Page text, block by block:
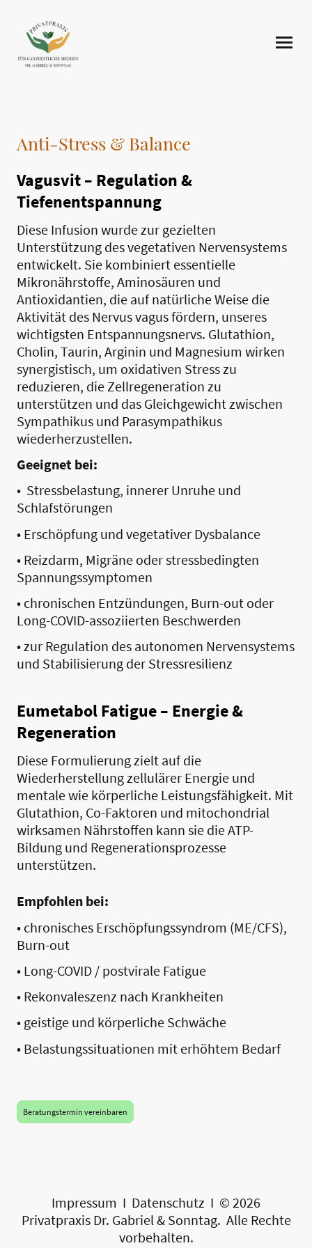
Anti-Stress & Balance
Vagusvit – Regulation &
Tiefenentspannung
Diese Infusion wurde zur gezielten
Unterstützung des vegetativen Nervensystems
entwickelt. Sie kombiniert essentielle
Mikronährstoffe, Aminosäuren und
Antioxidantien, die auf natürliche Weise die
Aktivität des Nervus vagus fördern, unseres
wichtigsten Entspannungsnervs. Glutathion,
Cholin, Taurin, Arginin und Magnesium wirken
synergistisch, um oxidativen Stress zu
reduzieren, die Zellregeneration zu
unterstützen und das Gleichgewicht zwischen
Sympathikus und Parasympathikus
wiederherzustellen.
Geeignet bei:
• Stressbelastung, innerer Unruhe und
Schlafstörungen
• Erschöpfung und vegetativer Dysbalance
• Reizdarm, Migräne oder stressbedingten
Spannungssymptomen
• chronischen Entzündungen, Burn-out oder
Long-COVID-assoziierten Beschwerden
• zur Regulation des autonomen Nervensystems
und Stabilisierung der Stressresilienz
Eumetabol Fatigue – Energie &
Regeneration
Diese Formulierung zielt auf die
Wiederherstellung zellulärer Energie und
mentale wie körperliche Leistungsfähigkeit. Mit
Glutathion, Co-Faktoren und mitochondrial
wirksamen Nährstoffen kann sie die ATP-
Bildung und Regenerationsprozesse
unterstützen.
Empfohlen bei:
• chronisches Erschöpfungssyndrom (ME/CFS),
Burn-out
• Long-COVID / postvirale Fatigue
• Rekonvaleszenz nach Krankheiten
• geistige und körperliche Schwäche
• Belastungssituationen mit erhöhtem Bedarf
Beratungstermin vereinbaren
Impressum I Datenschutz I © 2026
Privatpraxis Dr. Gabriel & Sonntag. Alle Rechte
vorbehalten.